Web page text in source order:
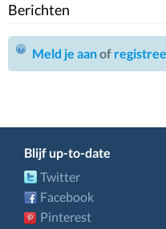
Berichten
Meld je aanof
Blijf up-to-date
Twitter
Facebook
Pinterest